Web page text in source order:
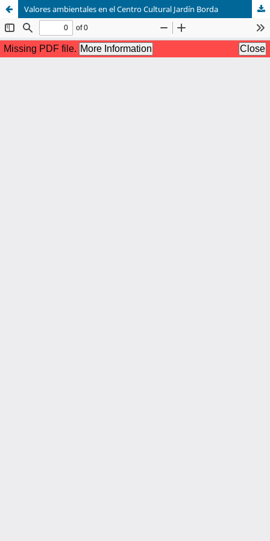
Valores ambientales en el Centro Cultural Jardín Borda